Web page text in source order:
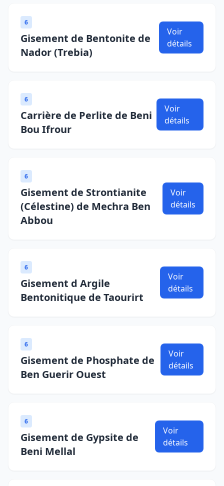
6
Gisement de Bentonite de
Nador (Trebia)
Voir
détails
6
Carrière de Perlite de Beni
Bou Ifrour
Voir
détails
6
Gisement de Strontianite
(Célestine) de Mechra Ben
Abbou
Voir
détails
6
Gisement d Argile
Bentonitique de Taourirt
Voir
détails
6
Gisement de Phosphate de
Ben Guerir Ouest
Voir
détails
6
Gisement de Gypsite de
Beni Mellal
Voir
détails